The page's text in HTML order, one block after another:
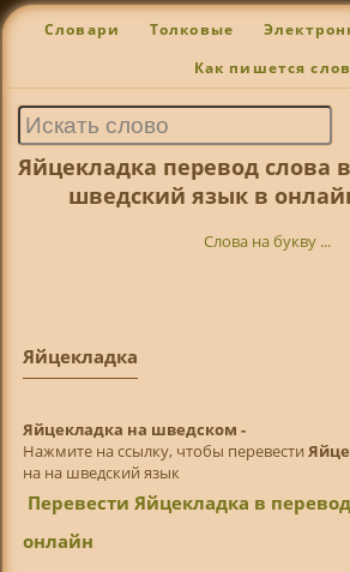
Словари Толковые
Как пишется
Яйцекладка перевод слова
шведский язык в
Слова на букву ...
Яйцекладка
Яйцекладка на шведском -
Нажмите на ссылку, чтобы перевести
на на шведский язык
Перевести Яйцекладка в
онлайн